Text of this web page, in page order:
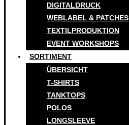
DIGITALDRUCK
WEBLABEL & PATCHES
TEXTILPRODUKTION
EVENT WORKSHOPS
SORTIMENT
ÜBERSICHT
T-SHIRTS
TANKTOPS
POLOS
LONGSLEEVE